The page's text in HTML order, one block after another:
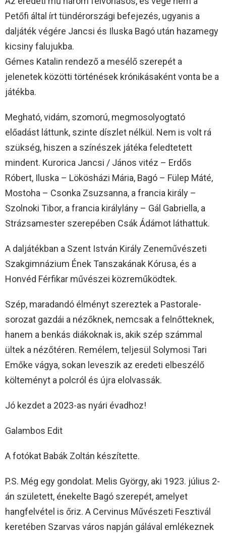
Petőfi által írt tündérországi befejezés, ugyanis a
daljáték végére Jancsi és Iluska Bagó után hazamegy
kicsiny falujukba.
Gémes Katalin rendező a mesélő szerepét a
jelenetek közötti történések krónikásaként vonta be a
játékba.
Megható, vidám, szomorú, megmosolyogtató
előadást láttunk, szinte díszlet nélkül. Nem is volt rá
szükség, hiszen a színészek játéka feledtetett
mindent. Kurorica Jancsi / János vitéz – Erdős
Róbert, Iluska – Lökösházi Mária, Bagó – Fülep Máté,
Mostoha – Csonka Zsuzsanna, a francia király –
Szolnoki Tibor, a francia királylány – Gál Gabriella, a
Strázsamester szerepében Csák Ádámot láthattuk.
A daljátékban a Szent István Király Zeneművészeti
Szakgimnázium Ének Tanszakának Kórusa, és a
Honvéd Férfikar művészei közreműködtek.
Szép, maradandó élményt szereztek a Pastorale-
sorozat gazdái a nézőknek, nemcsak a felnőtteknek,
hanem a benkás diákoknak is, akik szép számmal
ültek a nézőtéren. Remélem, teljesül Solymosi Tari
Emőke vágya, sokan leveszik az eredeti elbeszélő
költeményt a polcról és újra elolvassák.
Jó kezdet a 2023-as nyári évadhoz!
Galambos Edit
A fotókat Babák Zoltán készítette.
P.S. Még egy gondolat. Melis György, aki 1923. július 2-
án született, énekelte Bagó szerepét, amelyet
hangfelvétel is őriz. A Cervinus Művészeti Fesztivál
keretében Szarvas város napján gálával emlékeznek